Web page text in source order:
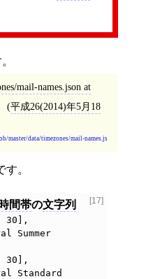
mail-names.json at
(平成26(2014)年5月18
master/data/timezones/mail-names.js
。
[17]
時間帯の文字列
30],
Summer
30],
Standard